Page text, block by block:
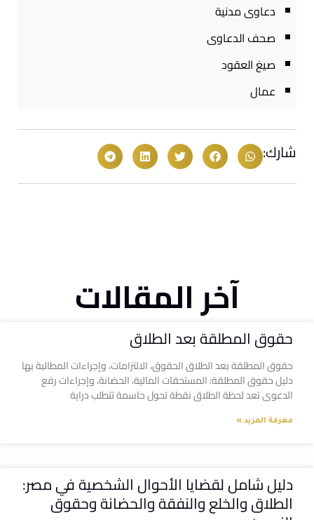
دعاوى مدنية
صحف الدعاوى
صيغ العقود
عمال
شارك:
آخر المقالات
حقوق المطلقة بعد الطلاق
حقوق المطلقة بعد الطلاق الحقوق، الالتزامات، وإجراءات المطالبة بها
دليل حقوق المطلقة: المستحقات المالية، الحضانة، وإجراءات رفع
الدعوى تعد لحظة الطلاق نقطة تحول حاسمة تتطلب دراية
معرفة المزيد »
دليل شامل لقضايا الأحوال الشخصية في مصر:
الطلاق والخلع والنفقة والحضانة وحقوق